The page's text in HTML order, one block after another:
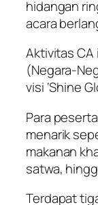
hidangan
acara
Aktivitas
(Negara-
visi ‘Shine
Para
menarik
makanan
satwa,
Terdapat